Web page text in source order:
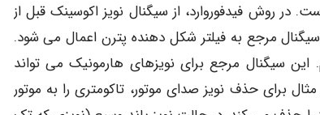
در روش فیدفوروارد، از سیگنال نویز اکوسینک قبل از
مرجع به فیلتر شکل دهنده پترن اعمال می شود.
این سیگنال مرجع برای نویزهای هارمونیک می تواند
برای حذف نویز صدای موتور، تاکومتری را به موتور